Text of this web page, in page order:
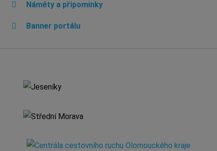
Náměty a připomínky
Banner portálu